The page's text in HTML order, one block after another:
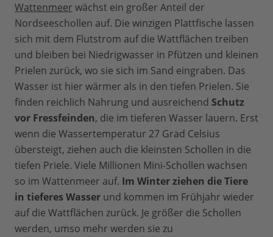
Wattenmeer wächst ein großer Anteil der
Nordseeschollen auf. Die winzigen Plattfische lassen
sich mit dem Flutstrom auf die Wattflächen treiben
und bleiben bei Niedrigwasser in Pfützen und kleinen
Prielen zurück, wo sie sich im Sand eingraben. Das
Wasser ist hier wärmer als in den tiefen Prielen. Sie
finden reichlich Nahrung und ausreichend Schutz
vor Fressfeinden, die im tieferen Wasser lauern. Erst
wenn die Wassertemperatur 27 Grad Celsius
übersteigt, ziehen auch die kleinsten Schollen in die
tiefen Priele. Viele Millionen Mini-Schollen wachsen
so im Wattenmeer auf. Im Winter ziehen die Tiere
in tieferes Wasser und kommen im Frühjahr wieder
auf die Wattflächen zurück. Je größer die Schollen
werden, umso mehr werden sie zu